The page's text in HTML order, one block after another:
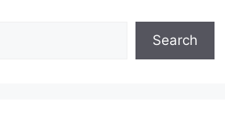
Search